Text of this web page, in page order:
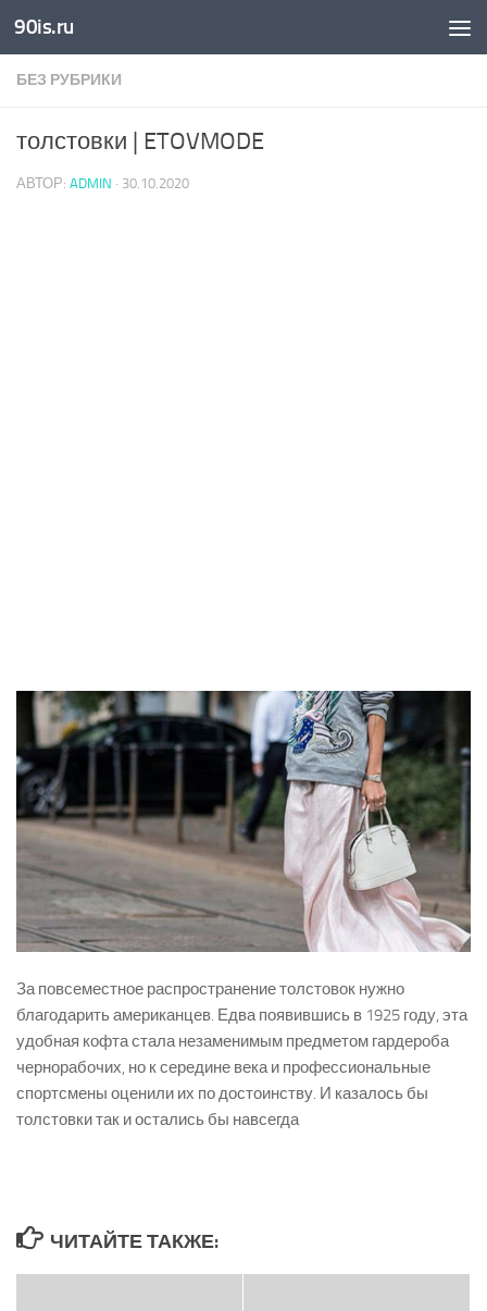
Skip to content
90is.ru
БЕЗ РУБРИКИ
толстовки | ETOVMODE
АВТОР: ADMIN · 30.10.2020
За повсеместное распространение толстовок нужно
благодарить американцев. Едва появившись в 1925 году, эта
удобная кофта стала незаменимым предметом гардероба
чернорабочих, но к середине века и профессиональные
спортсмены оценили их по достоинству. И казалось бы
толстовки так и остались бы навсегда
ЧИТАЙТЕ ТАКЖЕ: